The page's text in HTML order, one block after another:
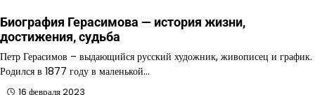
Биография Герасимова — история жизни,
достижения, судьба
Петр Герасимов – выдающийся русский художник, живописец и график.
Родился в 1877 году в маленькой…
16 февраля 2023